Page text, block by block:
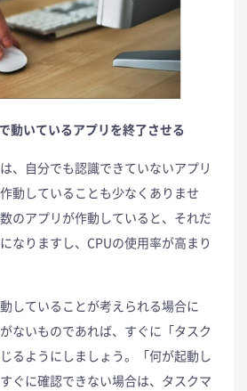
動いているアプリを終了させる
、自分でも認識できていないアプリ
動していることも少なくありませ
のアプリが作動していると、それだ
なりますし、CPUの使用率が高まり
していることが考えられる場合に
ないものであれば、すぐに「タスク
るようにしましょう。「何が起動し
ぐに確認できない場合は、タスクマ